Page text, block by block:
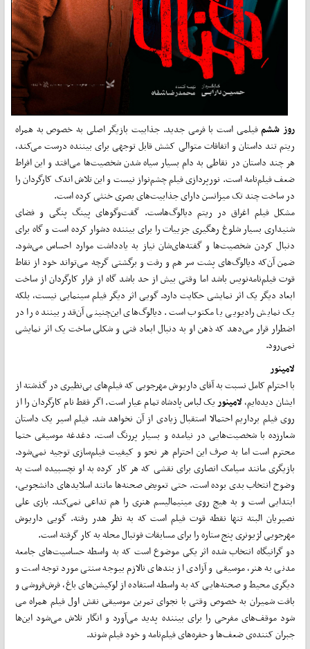
روز ششمفیلمی است با فرمی جدید. جذابیت بازیگر اصلی به خصوص به همراه
ریتم تند داستان و اتفاقات متوالی کشش قابل توجهی برای بیننده درست می‌کند،
هر چند داستان در نقاطی به دام بسیار سیاه شدن شخصیت­‌ها می­‌افتد و این افراط
ضعف فیلم‌نامه است. نورپردازی فیلم چشم‌نواز نیست و این تلاش اندک کارگردان را
در ساخت چند تک میزانسن­ دارای جذابیت­‌های بصری خنثی کرده است.
مشکل فیلم اغراق در ریتم دیالوگ­‌هاست. گفت‌وگوهای پینگ پنگی و فضای
شنیداری بسیار شلوغ رهگیری جزییات را برای بیننده دشوار کرده است و گاه برای
دنبال کردن شخصیت­‌ها و گفته­‌های‌شان نیاز به یادداشت موارد احساس می‌شود.
ضمن آن‌که دیالوگ­‌های پشت سر هم و رفت و برگشتی گرچه می­‌تواند خود از نقاط
قوت فیلم‌نامه‌نویس باشد اما وقتی بیش از حد باشد گاه از فرار کارگردان از ساخت
ابعاد دیگر یک اثر نمایشی حکایت دارد. گویی اثر دیگر فیلم سینمایی نیست، بلکه
یک نمایش رادیویی یا مکتوب است. دیالوگ­‌های این‌چنینی آن‌قدر بیننده را در
اضطرار قرار می‌دهد که ذهن او به دنبال ابعاد فنی و شکلی ساخت یک اثر نمایشی
نمی‌رود.
لامینور
با احترام کامل نسبت به آقای داریوش مهرجویی که فیلم­‌های بی­‌نظیری در گذشته از
ایشان دیده­‌ایم،لامینوریک لباس پادشاه تمام عیار است. اگر فقط نام کارگردان را از
روی فیلم برداریم احتمالا استقبال زیادی از آن نخواهد شد. فیلم اسیر یک داستان
شعارزده با شخصیت­‌هایی در نیامده و بسیار پررنگ است. دغدغه موسیقی حتما
محترم است اما به صرف این احترام هر نحو و کیفیت فیلم‌سازی توجیه نمی­‌شود.
بازیگری مانند سیامک انصاری برای نقشی که هر کار کرده به او نچسبیده است به
وضوح انتخاب بدی بوده است. حتی تعویض صحنه­‌ها مانند اسلایدهای دانشجویی،
ابتدایی است و به هیچ روی مینیمالیسم هنری را هم تداعی نمی­‌کند. بازی علی
نصیریان البته تنها نقطه قوت فیلم است که به نظر هدر رفته. گویی داریوش
مهرجویی لژیونری پنج ستاره را برای مسابقات فوتبال محله به کار گرفته است.
دو گرانیگاه انتخاب شده اثر یکی موضوع است که به واسطه حساسیت­‌های جامعه
مدنی به هنر، موسیقی و آزادی از بندهای نالازم بی­وجه سنتی مورد توجه است و
دیگری محیط و صحنه­‌هایی که به واسطه استفاده از لوکیشن­‌های باغ، فرش­‌فروشی و
بافت شمیران به خصوص وقتی با نجوای تمرین موسیقی نقش اول فیلم همراه می­‌
شود موقف­‌های مفرحی را برای بیننده پدید می­‌آورد و انگار تلاش می­‌شود این­‌ها
جبران کننده­‌ی ضعف­‌ها و حفره­‌های فیلم‌نامه و خود فیلم شوند.